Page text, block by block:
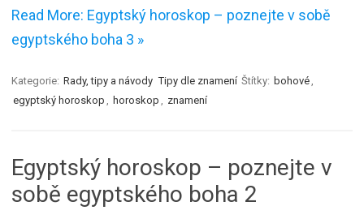
Read More: Egyptský horoskop – poznejte v sobě
egyptského boha 3 »
Kategorie: Rady, tipy a návody Tipy dle znamení Štítky: bohové
egyptský horoskop
horoskop znamení
Egyptský horoskop – poznejte v
sobě egyptského boha 2